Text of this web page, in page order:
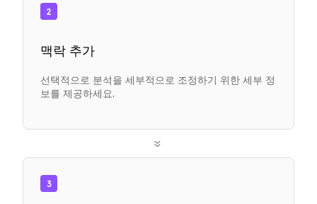
2
맥락 추가
선택적으로 분석을 세부적으로 조정하기 위한 세부 정
보를 제공하세요.
»
3